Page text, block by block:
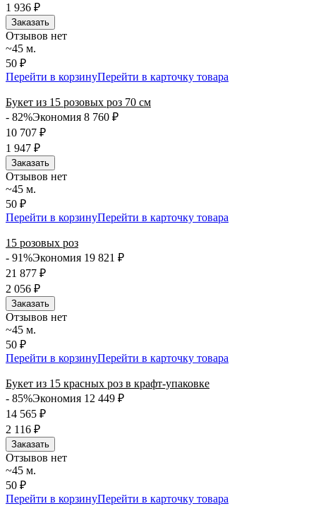
1 936 ₽
Заказать
Отзывов нет
~45 м.
50 ₽
Перейти в корзинуПерейти в карточку товара
Букет из 15 розовых роз 70 см
- 82%Экономия 8 760 ₽
10 707 ₽
1 947 ₽
Заказать
Отзывов нет
~45 м.
50 ₽
Перейти в корзинуПерейти в карточку товара
15 розовых роз
- 91%Экономия 19 821 ₽
21 877 ₽
2 056 ₽
Заказать
Отзывов нет
~45 м.
50 ₽
Перейти в корзинуПерейти в карточку товара
Букет из 15 красных роз в крафт-упаковке
- 85%Экономия 12 449 ₽
14 565 ₽
2 116 ₽
Заказать
Отзывов нет
~45 м.
50 ₽
Перейти в корзинуПерейти в карточку товара